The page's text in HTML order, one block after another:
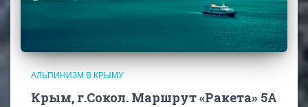
АЛЬПИНИЗМ В КРЫМУ
Крым, г.Сокол. Маршрут «Ракета» 5А